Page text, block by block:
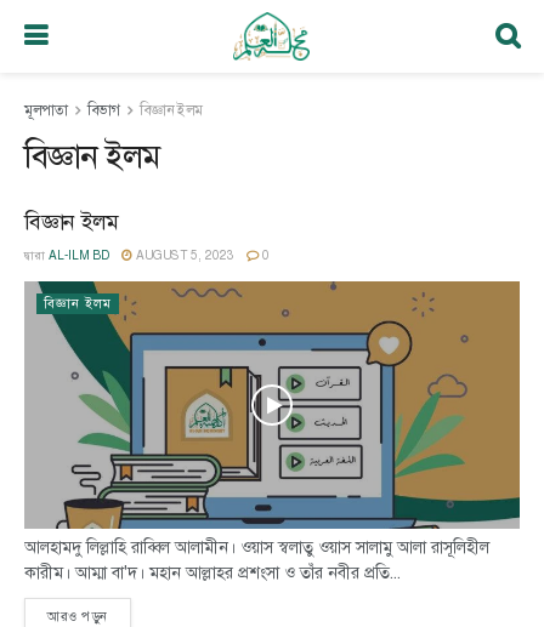
মূলপাতা বিভাগ বিজ্ঞান ইলম
বিজ্ঞান ইলম
বিজ্ঞান ইলম
দ্বারা AL-ILM BD AUGUST 5, 2023 0
বিজ্ঞান ইলম
আলহামদু লিল্লাহি রাব্বিল আলামীন। ওয়াস স্বলাতু ওয়াস সালামু আলা রাসূলিহীল
কারীম। আম্মা বা'দ। মহান আল্লাহর প্রশংসা ও তাঁর নবীর প্রতি...
আরও পড়ুন